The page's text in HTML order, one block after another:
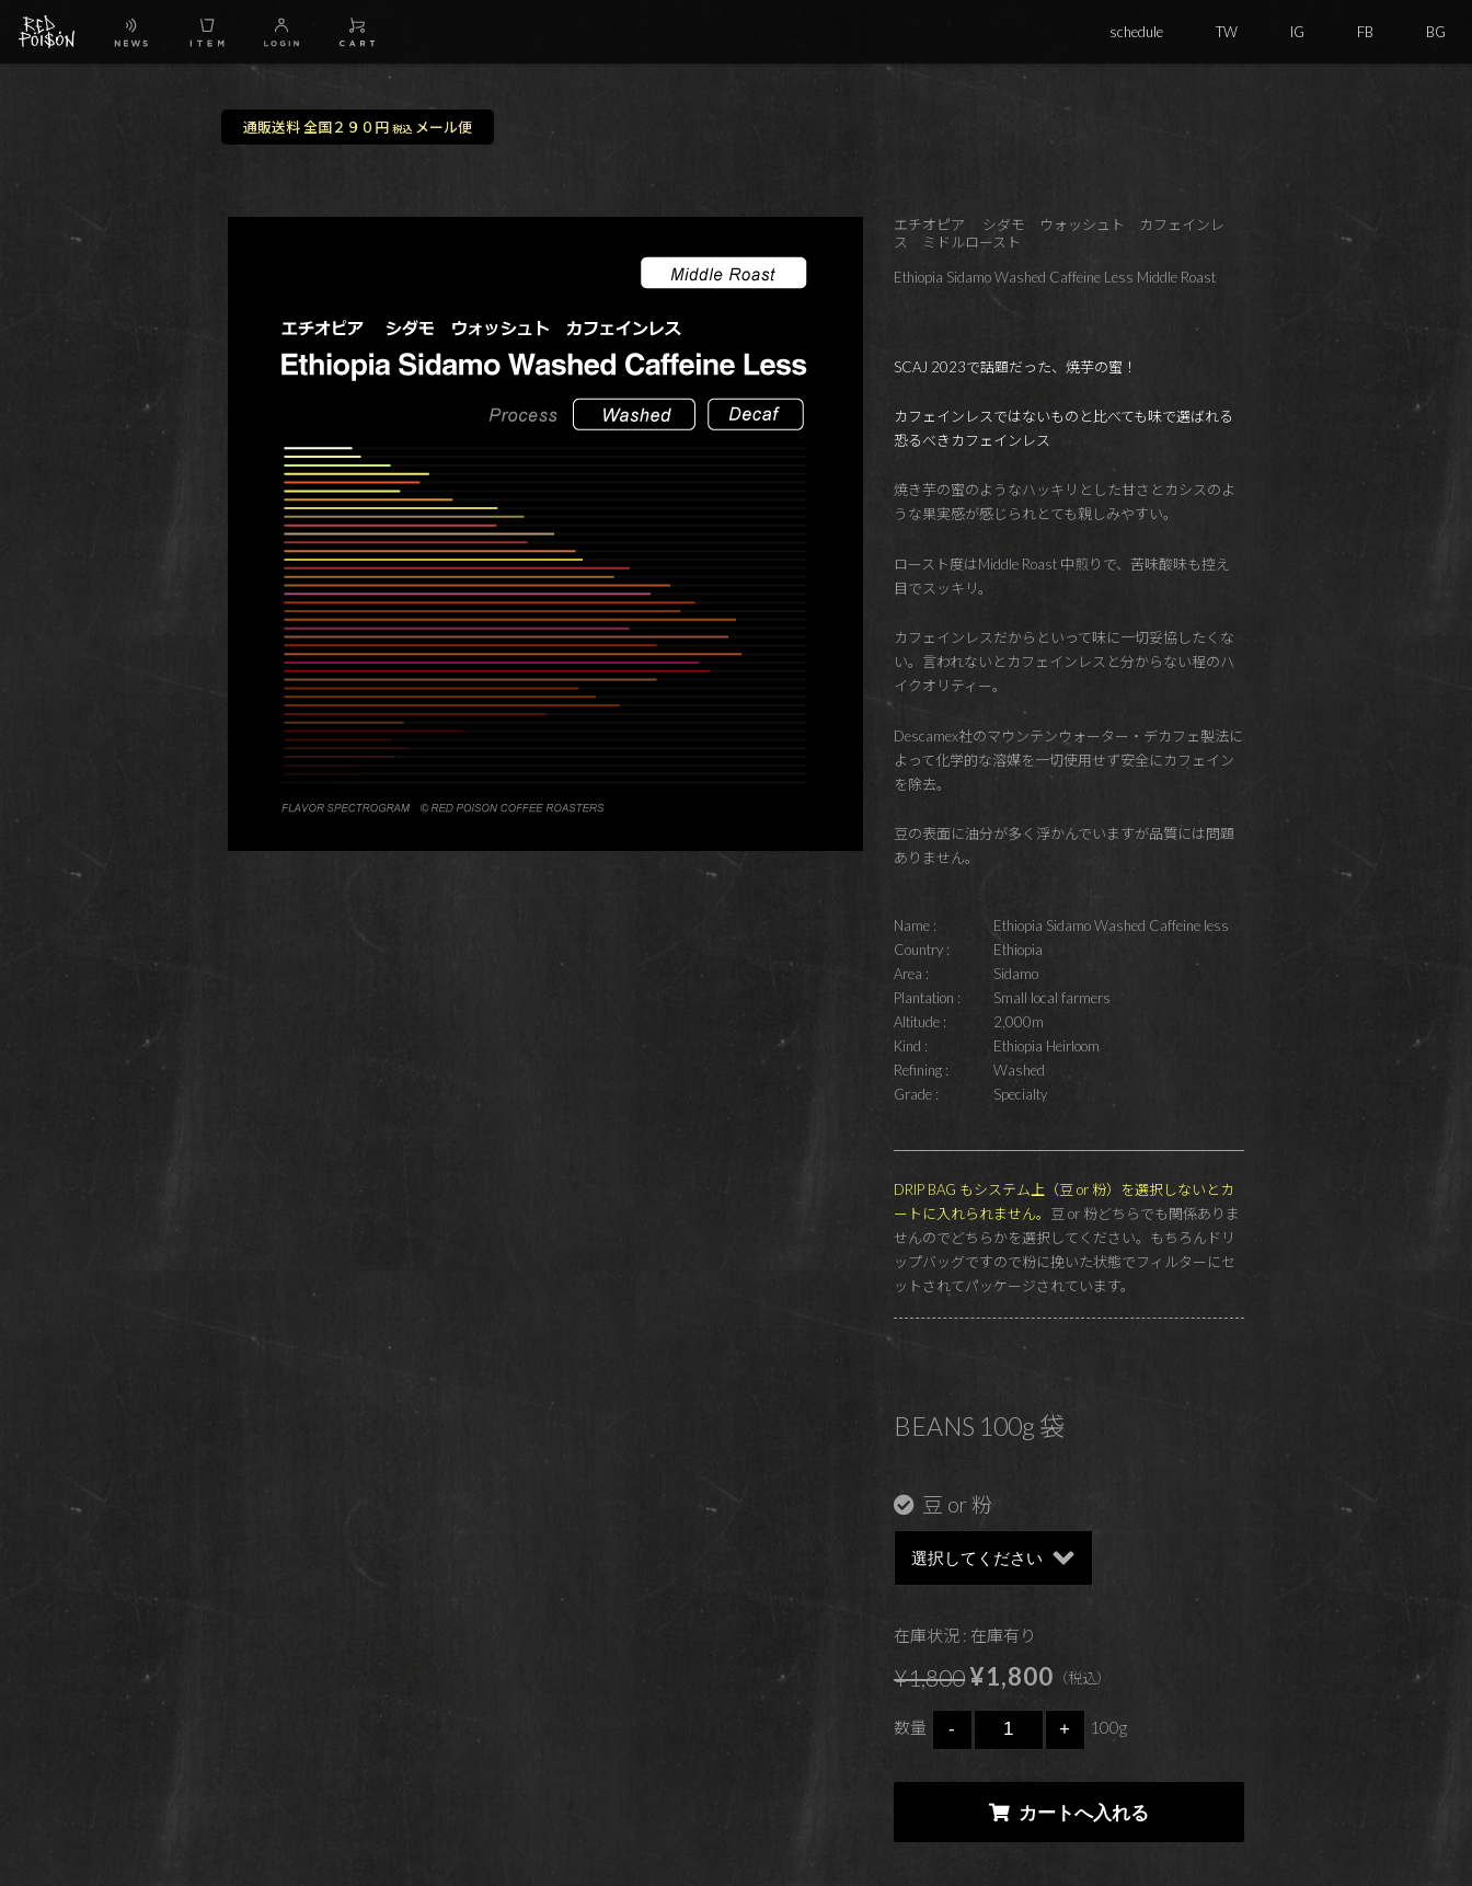
schedule TW IG FB BG
通販送料 全国２９０円 税込メール便
エチオピア シダモ ウォッシュト カフェインレ
ス ミドルロースト
Ethiopia Sidamo Washed Caffeine Less Middle Roast
SCAJ 2023で話題だった、焼芋の蜜！
カフェインレスではないものと比べても味で選ばれる
恐るべきカフェインレス
焼き芋の蜜のようなハッキリとした甘さとカシスのよ
うな果実感が感じられとても親しみやすい。
ロースト度はMiddle Roast 中煎りで、苦味酸味も控え
目でスッキリ。
カフェインレスだからといって味に一切妥協したくな
い。言われないとカフェインレスと分からない程のハ
イクオリティー。
Descamex社のマウンテンウォーター・デカフェ製法に
よって化学的な溶媒を一切使用せず安全にカフェイン
を除去。
豆の表面に油分が多く浮かんでいますが品質には問題
ありません。
Name :
Ethiopia Sidamo Washed Caffeine less
Country :
Ethiopia
Area :
Sidamo
Plantation :
Small local farmers
Altitude :
2,000m
Kind :
Ethiopia Heirloom
Refining :
Washed
Grade :
Specialty
DRIP BAG もシステム上（豆 or 粉）を選択しないとカ
ートに入れられません。 豆 or 粉どちらでも関係ありま
せんのでどちらかを選択してください。もちろんドリ
ップバッグですので粉に挽いた状態でフィルターにセ
ットされてパッケージされています。
BEANS 100g 袋
豆 or 粉
在庫状況 : 在庫有り
¥1,800¥1,800 （税込）
数量 100g